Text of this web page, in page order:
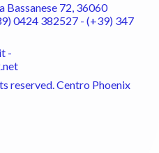
Bassanese 72, 36060
0424 382527 - (+39) 347
-
reserved. Centro Phoenix